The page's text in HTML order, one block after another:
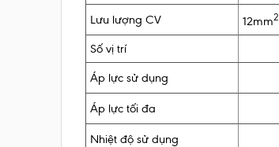
Lưu lượng CV 12mm2
Số vị trí
Áp lực sử dụng
Áp lực tối đa
Nhiệt độ sử dụng